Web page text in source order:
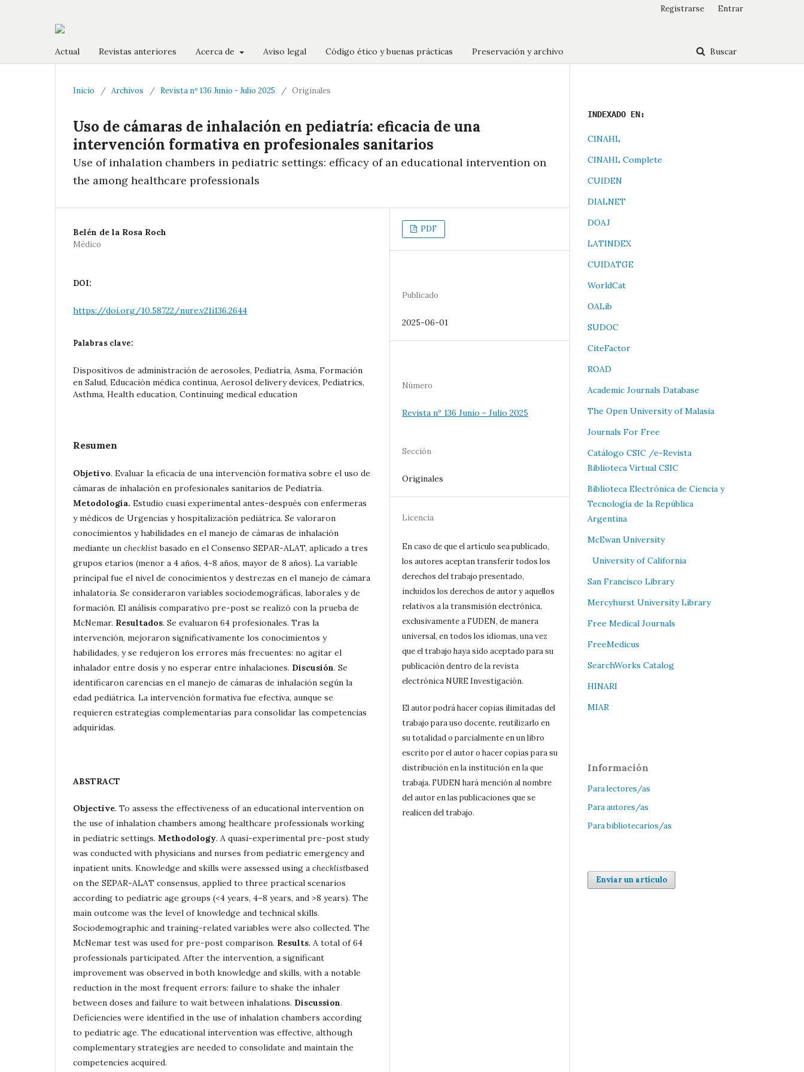
Actual Revistas anteriores Acerca de Aviso legal Código ético y buenas prácticas Preservación y archivo Buscar
Registrarse Entrar
Inicio / Archivos / Revista nº 136 Junio - Julio 2025 / Originales
Uso de cámaras de inhalación en pediatría: eficacia de una
intervención formativa en profesionales sanitarios
Use of inhalation chambers in pediatric settings: efficacy of an educational intervention on
the among healthcare professionals
Belén de la Rosa Roch
Médico
DOI:
https://doi.org/10.58722/nure.v21i136.2644
Palabras clave:
Dispositivos de administración de aerosoles, Pediatría, Asma, Formación
en Salud, Educación médica continua, Aerosol delivery devices, Pediatrics,
Asthma, Health education, Continuing medical education
Resumen
Objetivo. Evaluar la eficacia de una intervención formativa sobre el uso de
cámaras de inhalación en profesionales sanitarios de Pediatría.
Metodología. Estudio cuasi experimental antes-después con enfermeras
y médicos de Urgencias y hospitalización pediátrica. Se valoraron
conocimientos y habilidades en el manejo de cámaras de inhalación
mediante un checklistbasado en el Consenso SEPAR-ALAT, aplicado a tres
grupos etarios (menor a 4 años, 4-8 años, mayor de 8 años). La variable
principal fue el nivel de conocimientos y destrezas en el manejo de cámara
inhalatoria. Se consideraron variables sociodemográficas, laborales y de
formación. El análisis comparativo pre-post se realizó con la prueba de
McNemar. Resultados. Se evaluaron 64 profesionales. Tras la
intervención, mejoraron significativamente los conocimientos y
habilidades, y se redujeron los errores más frecuentes: no agitar el
inhalador entre dosis y no esperar entre inhalaciones. Discusión. Se
identificaron carencias en el manejo de cámaras de inhalación según la
edad pediátrica. La intervención formativa fue efectiva, aunque se
requieren estrategias complementarias para consolidar las competencias
adquiridas.
ABSTRACT
Objective. To assess the effectiveness of an educational intervention on
the use of inhalation chambers among healthcare professionals working
in pediatric settings. Methodology. A quasi-experimental pre-post study
was conducted with physicians and nurses from pediatric emergency and
inpatient units. Knowledge and skills were assessed using a checklistbased
on the SEPAR-ALAT consensus, applied to three practical scenarios
according to pediatric age groups (<4 years, 4–8 years, and >8 years). The
main outcome was the level of knowledge and technical skills.
Sociodemographic and training-related variables were also collected. The
McNemar test was used for pre-post comparison. Results. A total of 64
professionals participated. After the intervention, a significant
improvement was observed in both knowledge and skills, with a notable
reduction in the most frequent errors: failure to shake the inhaler
between doses and failure to wait between inhalations. Discussion.
Deficiencies were identified in the use of inhalation chambers according
to pediatric age. The educational intervention was effective, although
complementary strategies are needed to consolidate and maintain the
competencies acquired.
PDF
Publicado
2025-06-01
Número
Revista nº 136 Junio - Julio 2025
Sección
Originales
Licencia
En caso de que el artículo sea publicado,
los autores aceptan transferir todos los
derechos del trabajo presentado,
incluidos los derechos de autor y aquellos
relativos a la transmisión electrónica,
exclusivamente a FUDEN, de manera
universal, en todos los idiomas, una vez
que el trabajo haya sido aceptado para su
publicación dentro de la revista
electrónica NURE Investigación.
El autor podrá hacer copias ilimitadas del
trabajo para uso docente, reutilizarlo en
su totalidad o parcialmente en un libro
escrito por el autor o hacer copias para su
distribución en la institución en la que
trabaja. FUDEN hará mención al nombre
del autor en las publicaciones que se
realicen del trabajo.
INDEXADO EN:
CINAHL
CINAHL Complete
CUIDEN
DIALNET
DOAJ
LATINDEX
CUIDATGE
WorldCat
OALib
SUDOC
CiteFactor
ROAD
Academic Journals Database
The Open University of Malasia
Journals For Free
Catálogo CSIC /e-Revista
Biblioteca Virtual CSIC
Biblioteca Electrónica de Ciencia y
Tecnología de la República
Argentina
McEwan University
University of California
San Francisco Library
Mercyhurst University Library
Free Medical Journals
FreeMedicus
SearchWorks Catalog
HINARI
MIAR
Información
Para lectores/as
Para autores/as
Para bibliotecarios/as
Enviar un artículo